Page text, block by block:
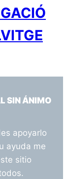
SIN ÁNIMO
apoyarlo
ayuda me
sitio